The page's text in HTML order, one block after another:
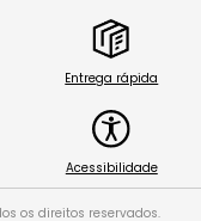
Entrega rápida
Acessibilidade
os direitos reservados.